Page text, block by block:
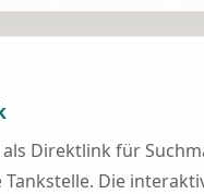
Direktlink für
Die